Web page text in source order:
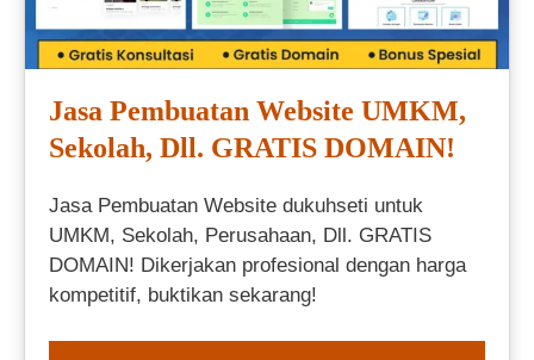
Jasa Pembuatan Website UMKM,
Sekolah, Dll. GRATIS DOMAIN!
Jasa Pembuatan Website dukuhseti untuk
UMKM, Sekolah, Perusahaan, Dll. GRATIS
DOMAIN! Dikerjakan profesional dengan harga
kompetitif, buktikan sekarang!